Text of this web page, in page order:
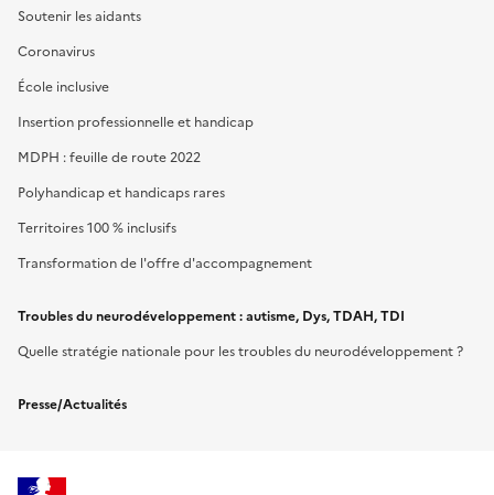
Soutenir les aidants
Coronavirus
École inclusive
Insertion professionnelle et handicap
MDPH : feuille de route 2022
Polyhandicap et handicaps rares
Territoires 100 % inclusifs
Transformation de l'offre d'accompagnement
Troubles du neurodéveloppement : autisme, Dys, TDAH, TDI
Quelle stratégie nationale pour les troubles du neurodéveloppement ?
Presse/Actualités